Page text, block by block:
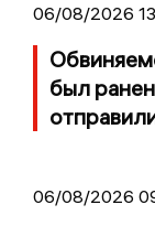
06/08/2026
был
06/08/2026